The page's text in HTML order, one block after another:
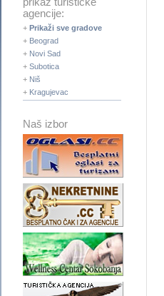
agencije:
+ Prikaži sve gradove
+ Beograd
+ Novi Sad
+ Subotica
+ Niš
+ Kragujevac
Naš izbor